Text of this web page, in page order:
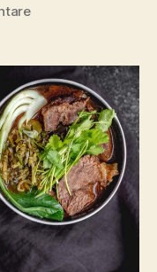
zu
–
牛
肉
麵